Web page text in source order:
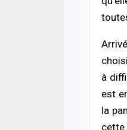
à
est
la
cette